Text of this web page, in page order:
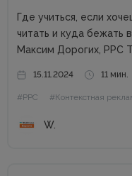
Где учиться, если
читать и куда бежать
Максим Дорогих, РРС
рассказал о
рекламе и дал
15.11.2024 11 мин.
#PPC #Контекстная
W.